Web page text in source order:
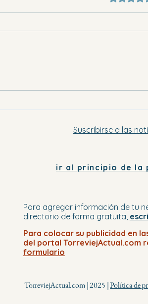
Suscribirse a las
ir al principio de la
Para agregar información de tu
directorio de forma gratuita,
Para colocar su publicidad en
del portal TorreviejActual.com
formulario
TorreviejActual.com | 2025 |Política de